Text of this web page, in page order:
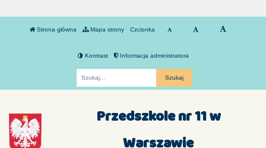
Strona główna Mapa strony Czcionka
Kontrast Informacja administratora
Przedszkole nr 11 w
Warszawie